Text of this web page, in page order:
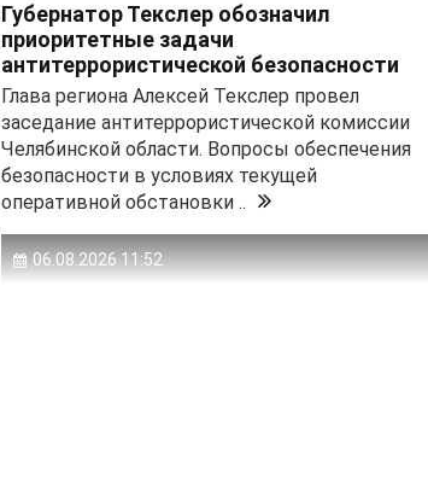
Губернатор Текслер обозначил
приоритетные задачи
антитеррористической безопасности
Глава региона Алексей Текслер провел
заседание антитеррористической комиссии
Челябинской области. Вопросы обеспечения
безопасности в условиях текущей
оперативной обстановки ..
06.08.2026 11:52